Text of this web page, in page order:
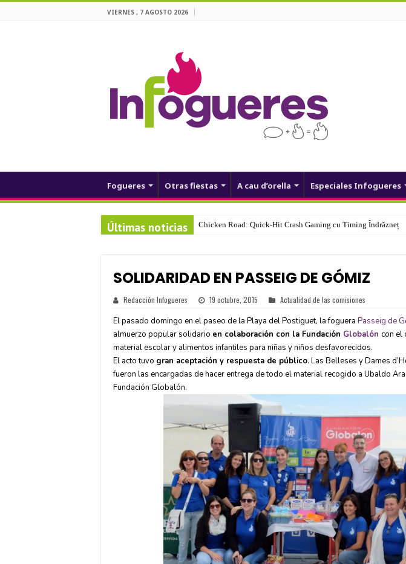
VIERNES , 7 AGOSTO 2026
Fogueres Otras fiestas A cau d’orella Especiales Infogueres
Últimas noticias Chicken Road: Quick‑Hit Crash Gaming cu Timing Îndrăzneț
SOLIDARIDAD EN PASSEIG DE GÓMIZ
Redacción Infogueres 19 octubre, 2015 Actualidad de las comisiones
El pasado domingo en el paseo de la Playa del Postiguet, la foguera Passeig de
almuerzo popular solidario en colaboración con la Fundación Globalón con el
material escolar y alimentos infantiles para niñas y niños desfavorecidos.
El acto tuvo gran aceptación y respuesta de público. Las Belleses y Dames
fueron las encargadas de hacer entrega de todo el material recogido a Ubaldo
Fundación Globalón.